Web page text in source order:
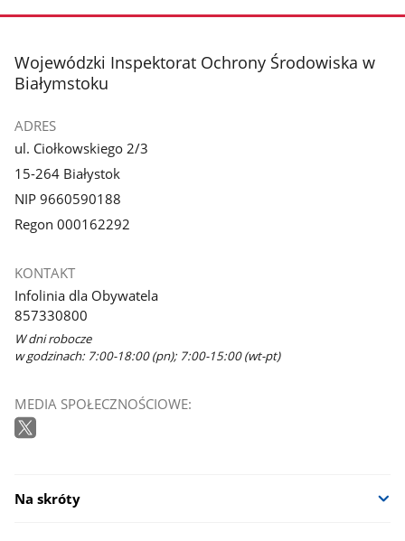
stopka
Wojewódzki Inspektorat Ochrony Środowiska w
Białymstoku
ADRES
ul. Ciołkowskiego 2/3
15-264 Białystok
NIP 9660590188
Regon 000162292
KONTAKT
Infolinia dla Obywatela
857330800
W dni robocze
w godzinach: 7:00-18:00 (pn); 7:00-15:00 (wt-pt)
MEDIA SPOŁECZNOŚCIOWE:
Na skróty